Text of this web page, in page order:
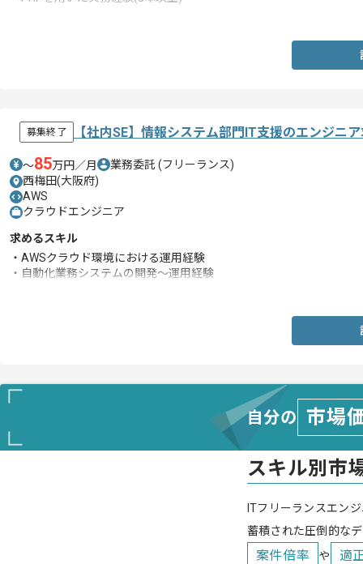
募集終了 【社内SE】情報システム部門IT支援のエンジニ
〜85万円／月 業務委託 (フリーランス)
西梅田(大阪府)
AWS
クラウドエンジニア
求めるスキル
・AWSクラウド環境における運用経験
・自動化業務システムの開発～運用経験
自分の 市場
スキル別市
ITフリーランスエン
蓄積された圧倒的な
案件倍率 や 適